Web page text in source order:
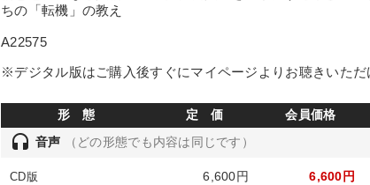
ちの「転機」の教え
A22575
※デジタル版はご購入後すぐにマイページよりお聴きいただ
形 態 定 価 会員価格
headset 音声 （どの形態でも内容は同じです）
CD版 6,600円 6,600円